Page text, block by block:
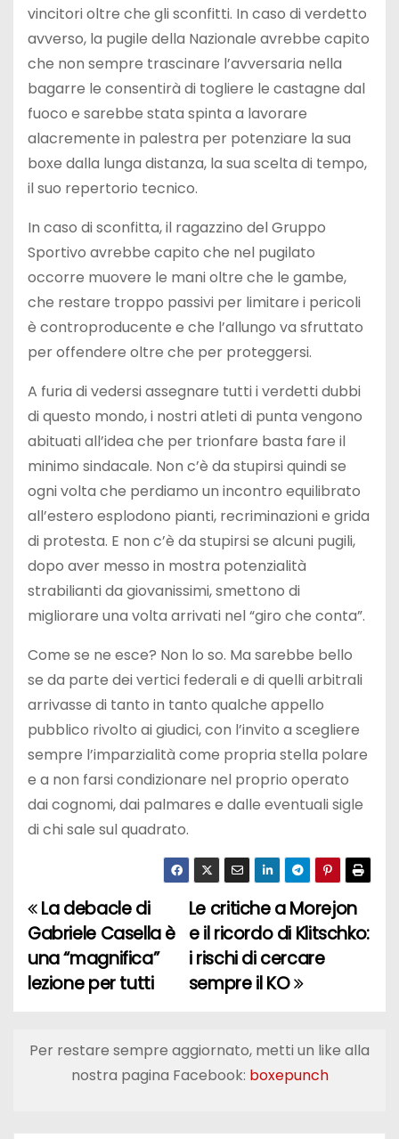
vincitori oltre che gli sconfitti. In caso di verdetto
avverso, la pugile della Nazionale avrebbe capito
che non sempre trascinare l’avversaria nella
bagarre le consentirà di togliere le castagne dal
fuoco e sarebbe stata spinta a lavorare
alacremente in palestra per potenziare la sua
boxe dalla lunga distanza, la sua scelta di tempo,
il suo repertorio tecnico.
In caso di sconfitta, il ragazzino del Gruppo
Sportivo avrebbe capito che nel pugilato
occorre muovere le mani oltre che le gambe,
che restare troppo passivi per limitare i pericoli
è controproducente e che l’allungo va sfruttato
per offendere oltre che per proteggersi.
A furia di vedersi assegnare tutti i verdetti dubbi
di questo mondo, i nostri atleti di punta vengono
abituati all’idea che per trionfare basta fare il
minimo sindacale. Non c’è da stupirsi quindi se
ogni volta che perdiamo un incontro equilibrato
all’estero esplodono pianti, recriminazioni e grida
di protesta. E non c’è da stupirsi se alcuni pugili,
dopo aver messo in mostra potenzialità
strabilianti da giovanissimi, smettono di
migliorare una volta arrivati nel “giro che conta”.
Come se ne esce? Non lo so. Ma sarebbe bello
se da parte dei vertici federali e di quelli arbitrali
arrivasse di tanto in tanto qualche appello
pubblico rivolto ai giudici, con l’invito a scegliere
sempre l’imparzialità come propria stella polare
e a non farsi condizionare nel proprio operato
dai cognomi, dai palmares e dalle eventuali sigle
di chi sale sul quadrato.
N
a
v
g
Le critiche a Morejon
e il ricordo di Klitschko:
i rischi di cercare
sempre il KO
La debacle di
Gabriele Casella è
una “magnifica”
lezione per tutti
Per restare sempre aggiornato, metti un like alla
nostra pagina Facebook: boxepunch